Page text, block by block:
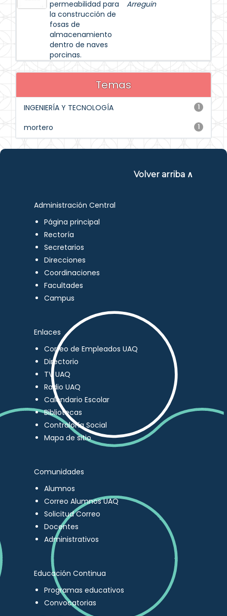
permeabilidad para
la construcción de
fosas de
almacenamiento
dentro de naves
porcinas.
Arreguin
Temas
1
INGENIERÍA Y TECNOLOGÍA
1
mortero
Volver arriba ∧
Administración Central
Página principal
Rectoría
Secretarios
Direcciones
Coordinaciones
Facultades
Campus
Enlaces
Correo de Empleados UAQ
Directorio
TV UAQ
Radio UAQ
Calendario Escolar
Bibliotecas
Contraloría Social
Mapa de sitio
Comunidades
Alumnos
Correo Alumnos UAQ
Solicitud Correo
Docentes
Administrativos
Educación Continua
Programas educativos
Convocatorias